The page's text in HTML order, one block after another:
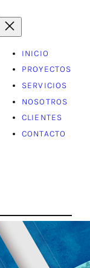
INICIO
PROYECTOS
SERVICIOS
NOSOTROS
CLIENTES
CONTACTO